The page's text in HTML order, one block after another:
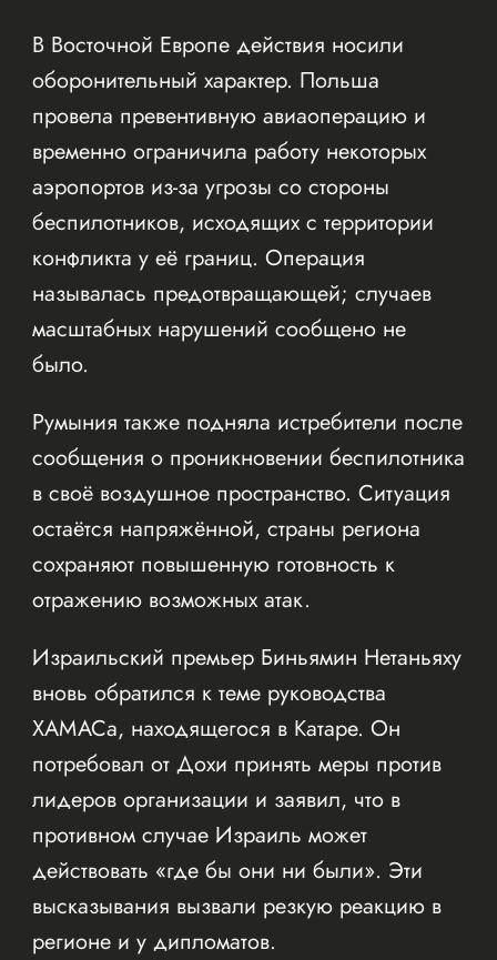
В Восточной Европе действия носили
оборонительный характер. Польша
провела превентивную авиаоперацию и
временно ограничила работу некоторых
аэропортов из-за угрозы со стороны
беспилотников, исходящих с территории
конфликта у её границ. Операция
называлась предотвращающей; случаев
масштабных нарушений сообщено не
было.
Румыния также подняла истребители после
сообщения о проникновении беспилотника
в своё воздушное пространство. Ситуация
остаётся напряжённой, страны региона
сохраняют повышенную готовность к
отражению возможных атак.
Израильский премьер Биньямин Нетаньяху
вновь обратился к теме руководства
ХАМАСа, находящегося в Катаре. Он
потребовал от Дохи принять меры против
лидеров организации и заявил, что в
противном случае Израиль может
действовать «где бы они ни были». Эти
высказывания вызвали резкую реакцию в
регионе и у дипломатов.